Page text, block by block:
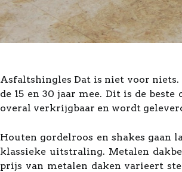
Asfaltshingles Dat is niet voor
de 15 en 30 jaar mee. Dit is de
overal verkrijgbaar en wordt
Houten gordelroos en shakes gaan
klassieke uitstraling. Metalen
prijs van metalen daken varieert